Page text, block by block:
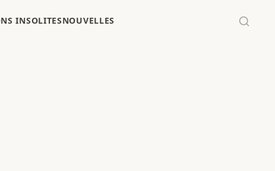
INSOLITESNOUVELLES